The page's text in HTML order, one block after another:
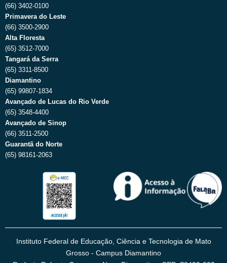
(66) 3402-0100
Primavera do Leste
(66) 3500-2900
Alta Floresta
(65) 3512-7000
Tangará da Serra
(65) 3311-8500
Diamantino
(65) 99807-1834
Avançado de Lucas do Rio Verde
(65) 3548-4400
Avançado de Sinop
(66) 3511-2500
Guarantã do Norte
(65) 98161-2063
Instituto Federal de Educação, Ciência e Tecnologia de Mato
Grosso - Campus Diamantino